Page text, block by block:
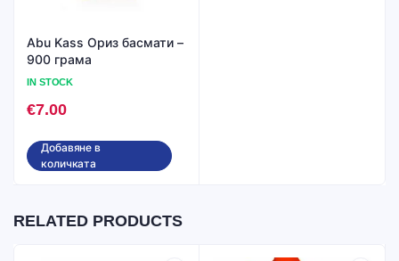
Abu Kass Ориз басмати –
900 грама
IN STOCK
€7.00
Добавяне в
количката
RELATED PRODUCTS